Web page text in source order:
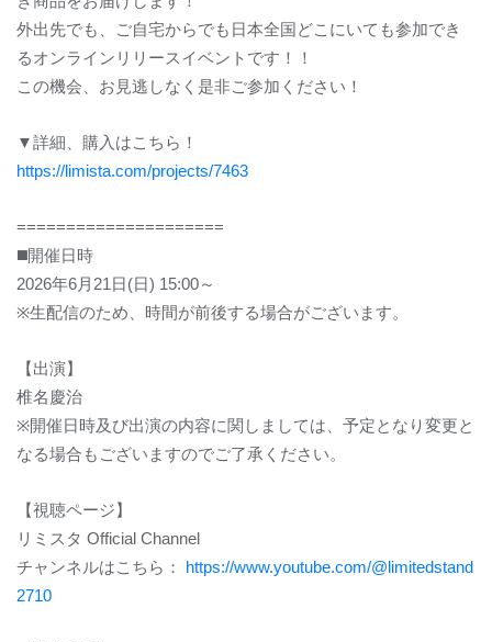
外出先でも、ご自宅からでも日本全国どこにいても参加でき
るオンラインリリースイベントです！！
この機会、お見逃しなく是非ご参加ください！
▼詳細、購入はこちら！
https://limista.com/projects/7463
=====================
◼️開催日時
2026年6月 21 日 (日) 15:00～
※生配信のため、時間が前後する場合がございます。
【出演】
椎名慶治
※開催日時及び出演の内容に関しましては、予定となり変更と
なる場合もございますのでご了承ください。
【視聴ページ】
リミスタ Official Channel
チャンネルはこちら：
https://www.youtube.com/@limitedstand
2710